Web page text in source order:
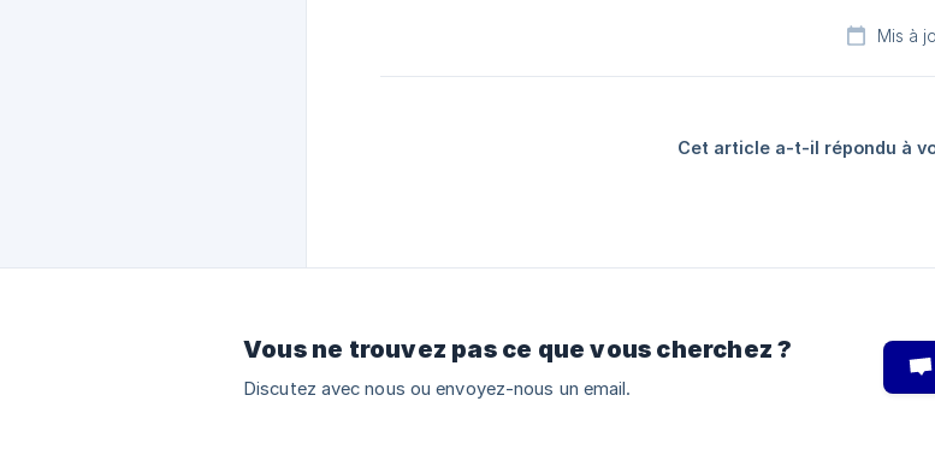
Mis à
Cet article a-t-il répondu à
Vous ne trouvez pas ce que vous cherchez ?
Discutez avec nous ou envoyez-nous un email.